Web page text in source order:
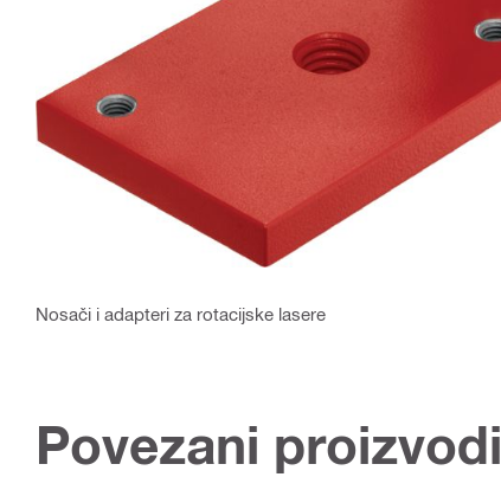
Nosači i adapteri za rotacijske lasere
Povezani proizvodi